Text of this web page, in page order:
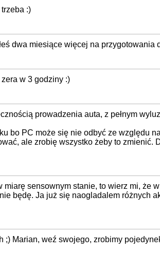
:)
dwa miesiące więcej na przygotowania
w 3 godziny :)
prowadzenia auta, z pełnym
bo PC może się nie odbyć ze względu
ale zrobię wszystko żeby to
sensownym stanie, to wierz mi,
będę. Ja już się naogladalem różnych
Marian, weź swojego, zrobimy